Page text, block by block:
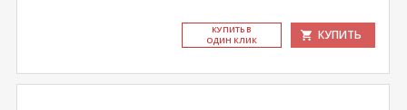
КУ­ПИТЬ В
ОДИН КЛИК
КУПИТЬ